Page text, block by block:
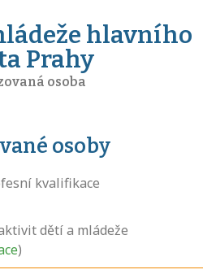
hlavního
Prahy
osoba
osoby
kvalifikace
dětí a mládeže
)